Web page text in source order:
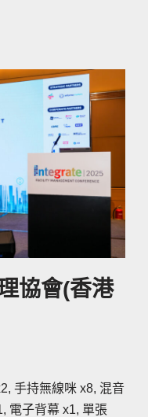
協會(香港
手持無線咪 x8, 混音
電子背幕 x1, 單張